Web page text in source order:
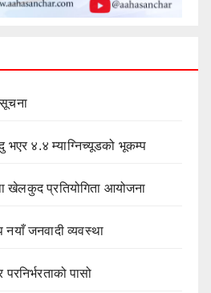
भएर ४.४ म्याग्निच्यूडको भूकम्प
खेलकुद प्रतियोगिता आयोजना
जनवादी व्यवस्था
पासो